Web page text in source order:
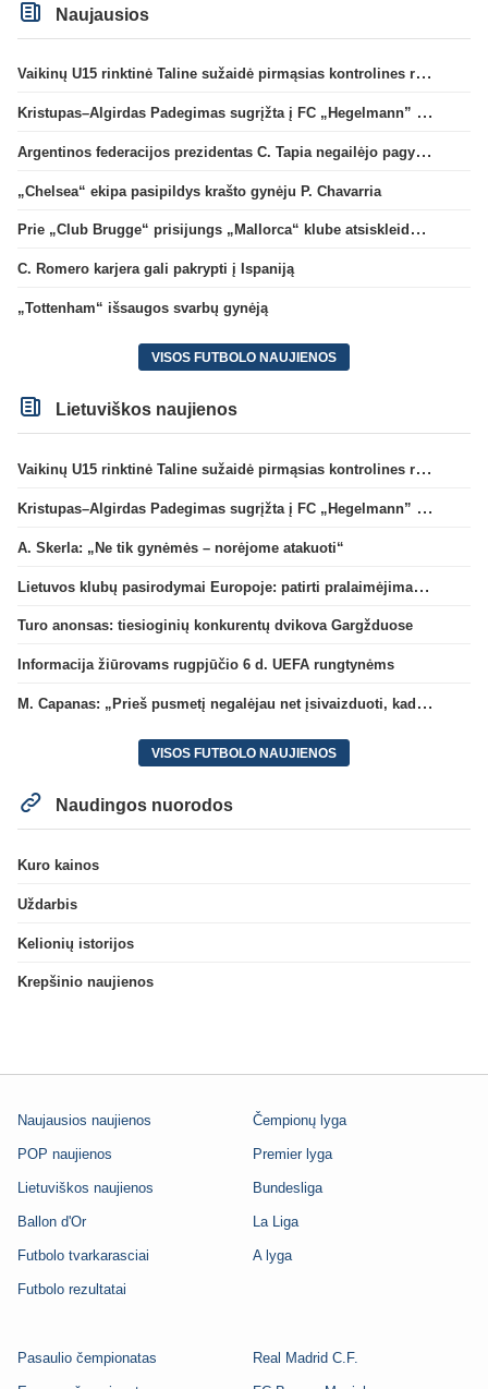
Naujausios
Vaikinų U15 rinktinė Taline sužaidė pirmąsias kontrolines rungtynes
Kristupas–Algirdas Padegimas sugrįžta į FC „Hegelmann” B sudėtį
Argentinos federacijos prezidentas C. Tapia negailėjo pagyrų G. Infantino
„Chelsea“ ekipa pasipildys krašto gynėju P. Chavarria
Prie „Club Brugge“ prisijungs „Mallorca“ klube atsiskleidęs J. Virgili
C. Romero karjera gali pakrypti į Ispaniją
„Tottenham“ išsaugos svarbų gynėją
VISOS FUTBOLO NAUJIENOS
Lietuviškos naujienos
Vaikinų U15 rinktinė Taline sužaidė pirmąsias kontrolines rungtynes
Kristupas–Algirdas Padegimas sugrįžta į FC „Hegelmann” B sudėtį
A. Skerla: „Ne tik gynėmės – norėjome atakuoti“
Lietuvos klubų pasirodymai Europoje: patirti pralaimėjimai Kroatijos atstovams
Turo anonsas: tiesioginių konkurentų dvikova Gargžduose
Informacija žiūrovams rugpjūčio 6 d. UEFA rungtynėms
M. Capanas: „Prieš pusmetį negalėjau net įsivaizduoti, kad žaisime prieš „Hajduk“
VISOS FUTBOLO NAUJIENOS
Naudingos nuorodos
Kuro kainos
Uždarbis
Kelionių istorijos
Krepšinio naujienos
Naujausios naujienos
POP naujienos
Lietuviškos naujienos
Ballon d'Or
Futbolo tvarkarasciai
Futbolo rezultatai
Čempionų lyga
Premier lyga
Bundesliga
La Liga
A lyga
Pasaulio čempionatas Real Madrid C.F.